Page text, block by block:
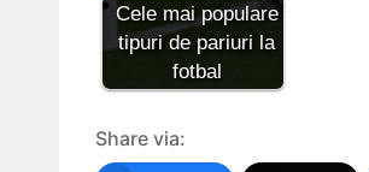
Cele mai populare
tipuri de pariuri la
fotbal
Share via: